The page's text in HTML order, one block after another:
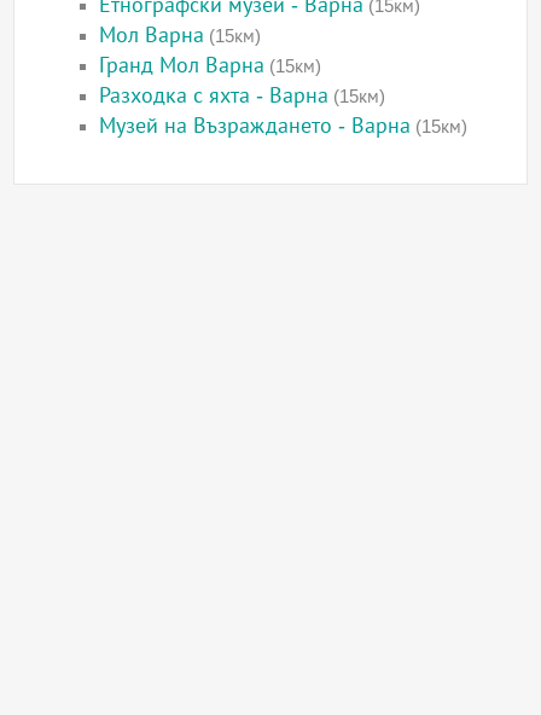
Етнографски музей - Варна (15км)
Мол Варна (15км)
Гранд Мол Варна (15км)
Разходка с яхта - Варна (15км)
Музей на Възраждането - Варна (15км)